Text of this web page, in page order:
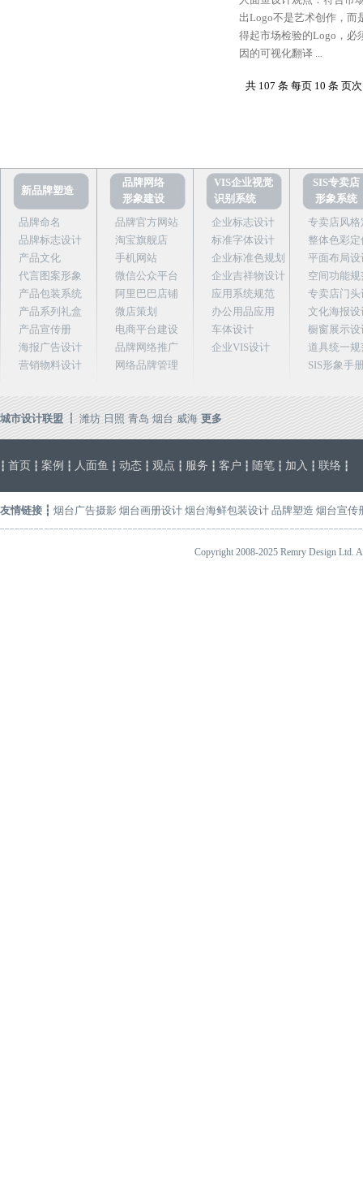
出Logo不是艺术创作，而
得起市场检验的Logo，必
因的可视化翻译 ...
共 107 条 每页 10 条 页
新品牌塑造
品牌命名
品牌标志设计
产品文化
代言图案形象
产品包装系统
产品系列礼盒
产品宣传册
海报广告设计
营销物料设计
品牌网络
形象建设
品牌官方网站
淘宝旗舰店
手机网站
微信公众平台
阿里巴巴店铺
微店策划
电商平台建设
品牌网络推广
网络品牌管理
VIS企业视觉
识别系统
企业标志设计
标准字体设计
企业标准色规划
企业吉祥物设计
应用系统规范
办公用品应用
车体设计
企业VIS设计
SIS专卖店
形象系统
专卖店风格
整体色彩定
平面布局设
空间功能规
专卖店门头
文化海报设
橱窗展示设
道具统一规
SIS形象手
城市设计联盟 ┇ 潍坊 日照 青岛 烟台 威海 更多
┇ 首页 ┇ 案例 ┇ 人面鱼 ┇ 动态 ┇ 观点 ┇ 服务 ┇ 客户 ┇ 随笔 ┇ 加入 ┇ 联络 ┇
友情链接 ┇ 烟台广告摄影 烟台画册设计 烟台海鲜包装设计 品牌塑造 烟台宣传
Copyright 2008-2025 Remry Design